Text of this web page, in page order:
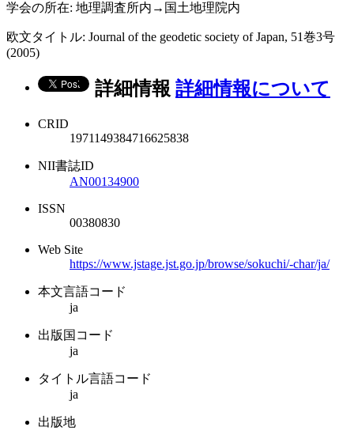
学会の所在: 地理調査所内→国土地理院内
欧文タイトル: Journal of the geodetic society of Japan, 51巻3号
(2005)
詳細情報 詳細情報について
CRID
1971149384716625838
NII書誌ID
AN00134900
ISSN
00380830
Web Site
https://www.jstage.jst.go.jp/browse/sokuchi/-char/ja/
本文言語コード
ja
出版国コード
ja
タイトル言語コード
ja
出版地